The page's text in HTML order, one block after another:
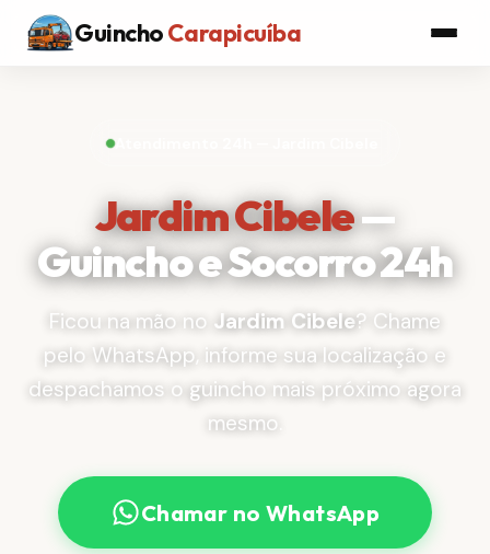
GuinchoCarapicuíba
Atendimento 24h — Jardim Cibele
Jardim Cibele—
Guincho e Socorro 24h
Ficou na mão no Jardim Cibele? Chame
pelo WhatsApp, informe sua localização e
despachamos o guincho mais próximo agora
mesmo.
Chamar no WhatsApp